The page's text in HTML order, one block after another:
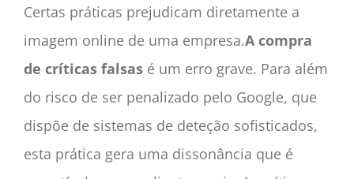
Certas práticas prejudicam diretamente a
imagem online de uma empresa.A compra
de críticas falsas é um erro grave. Para além
do risco de ser penalizado pelo Google, que
dispõe de sistemas de deteção sofisticados,
esta prática gera uma dissonância que é